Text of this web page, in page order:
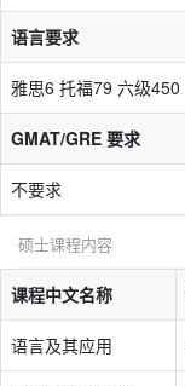
语言要求
雅思6 托福79 六级450
GMAT/GRE 要求
不要求
硕士课程内容
课程中文名称
语言及其应用